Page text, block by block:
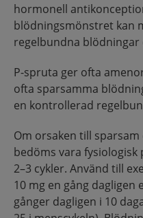
hormonell
blödningsmönstret kan
regelbundna blödningar
P-spruta ger ofta
ofta sparsamma
en kontrollerad
Om orsaken till
bedöms vara
2–3 cykler. Använd till
10 mg en gång
gånger dagligen i 10